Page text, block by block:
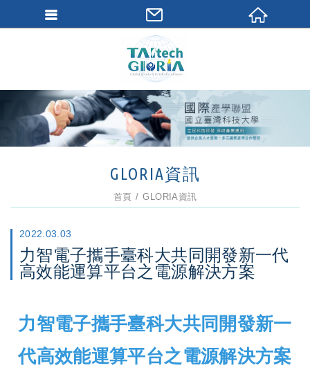
GLORIA資訊
首頁 GLORIA資訊
2022.03.03
力智電子攜手臺科大共同開發新一代
高效能運算平台之電源解決方案
力智電子攜手臺科大共同開發新一
代高效能運算平台之電源解決方案